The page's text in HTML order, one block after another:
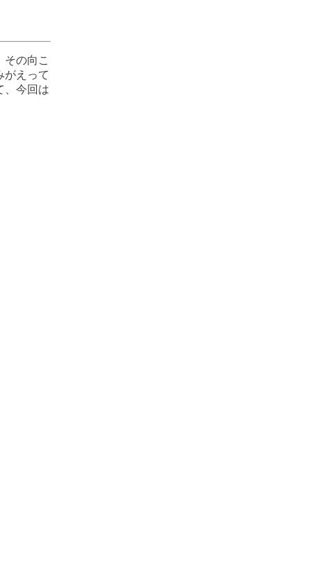
の向こ
がえって
、今回は